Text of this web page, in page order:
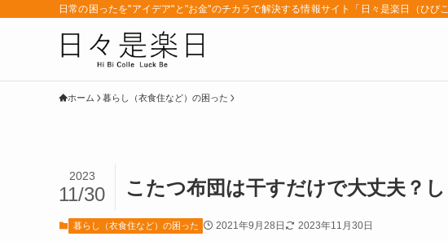
日常の困ったを"アイデア"と"お金"のチカラで解決する情報サイト「日々是楽日（ひび
ホーム 暮らし（衣食住など）の困った
こたつ布団は干すだけで大丈夫？
2023
11/30
暮らし（衣食住など）の困った 2021年9月28日 2023年11月30日